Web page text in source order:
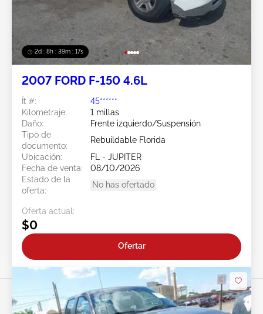
2d : 8h : 39m : 15s
2007 FORD F-150 4.6L
Ít #:
45******
Kilometraje:
1 millas
Daño:
Frente izquierdo/Suspensión
Tipo de
documento:
Rebuildable Florida
Ubicación:
FL - JUPITER
Fecha de venta:
08/10/2026
Estado de la
oferta:
No has ofertado
Oferta actual:
$0
Ofertar